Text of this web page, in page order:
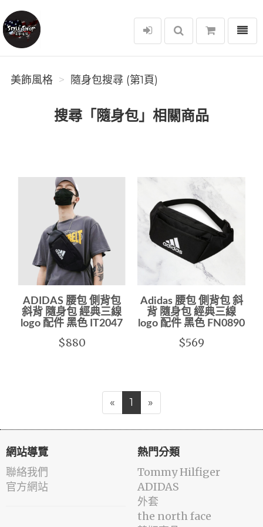
美飾風格
選單
美飾風格 隨身包搜尋 (第1頁)
搜尋「隨身包」相關商品
ADIDAS 腰包 側背包
斜背 隨身包 經典三線
logo 配件 黑色 IT2047
$880
Adidas 腰包 側背包 斜
背 隨身包 經典三線
logo 配件 黑色 FN0890
$569
« 1 »
網站導覽
聯絡我們
官方網站
熱門分類
Tommy Hilfiger
ADIDAS
外套
the north face